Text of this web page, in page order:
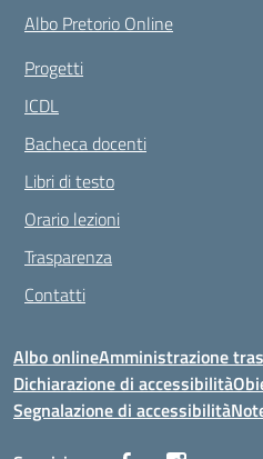
Albo Pretorio Online
Progetti
ICDL
Bacheca docenti
Libri di testo
Orario lezioni
Trasparenza
Contatti
Albo onlineAmministrazione
Dichiarazione di accessibilità
Segnalazione di accessibilità